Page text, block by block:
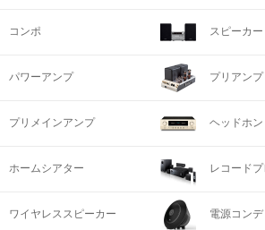
コンポ スピーカー
パワーアンプ プリアンプ
プリメインアンプ ヘッドホン
ホームシアター レコード
ワイヤレススピーカー 電源コン